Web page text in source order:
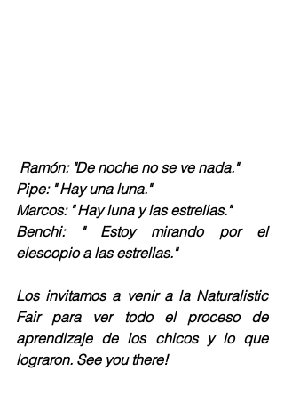
Ramón: "De noche no se ve nada."
Pipe: " Hay una luna."
Marcos: " Hay luna y las estrellas."
Benchi: " Estoy mirando por el
elescopio a las estrellas."
Los invitamos a venir a la Naturalistic
Fair para ver todo el proceso de
aprendizaje de los chicos y lo que
lograron. See you there!